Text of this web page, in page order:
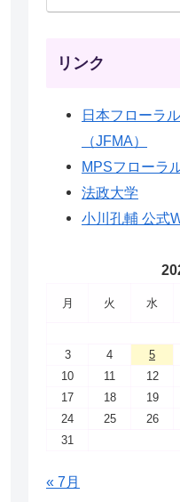
リンク
日本フローラ
（JFMA）
MPSフローラ
法政大学
小川孔輔 公式
月 火 水
3
4 5
10
11 12
17
18 19
24
25 26
31
« 7月